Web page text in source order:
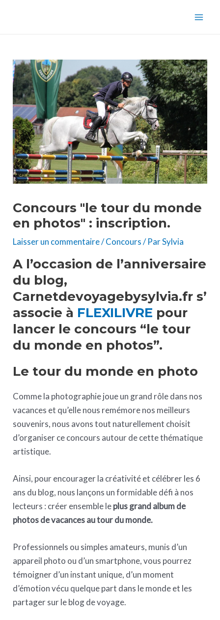
Concours "le tour du monde
en photos" : inscription.
Laisser un commentaire/Concours/ ParSylvia
A l’occasion de l’anniversaire
du blog,
Carnetdevoyagebysylvia.fr s’
associe à FLEXILIVRE pour
lancer le concours “le tour
du monde en photos”.
Le tour du monde en photo
Comme la photographie joue un grand rôle dans nos
vacances et qu’elle nous remémore nos meilleurs
souvenirs, nous avons tout naturellement choisit
d’organiser ce concours autour de cette thématique
artistique.
Ainsi, pour encourager la créativité et célébrer les 6
ans du blog, nous lançons un formidable défi à nos
lecteurs : créer ensemble leplus grand album de
photos de vacances au tour du monde.
Professionnels ou simples amateurs, munis d’un
appareil photo ou d’un smartphone, vous pourrez
témoigner d’un instant unique, d’un moment
d’émotion vécu quelque part dans le monde et les
partager sur le blog de voyage.